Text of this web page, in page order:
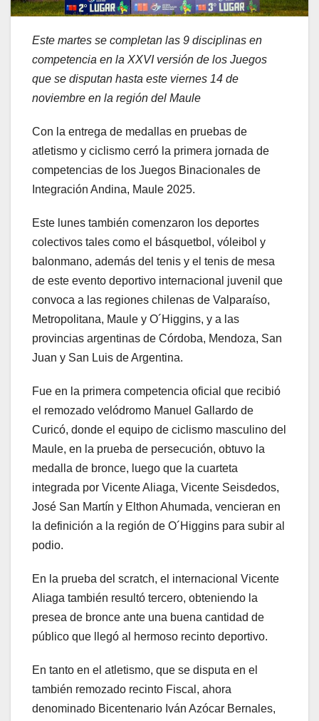
Este martes se completan las 9 disciplinas en
competencia en la XXVI versión de los Juegos
que se disputan hasta este viernes 14 de
noviembre en la región del Maule
Con la entrega de medallas en pruebas de
atletismo y ciclismo cerró la primera jornada de
competencias de los Juegos Binacionales de
Integración Andina, Maule 2025.
Este lunes también comenzaron los deportes
colectivos tales como el básquetbol, vóleibol y
balonmano, además del tenis y el tenis de mesa
de este evento deportivo internacional juvenil que
convoca a las regiones chilenas de Valparaíso,
Metropolitana, Maule y O´Higgins, y a las
provincias argentinas de Córdoba, Mendoza, San
Juan y San Luis de Argentina.
Fue en la primera competencia oficial que recibió
el remozado velódromo Manuel Gallardo de
Curicó, donde el equipo de ciclismo masculino del
Maule, en la prueba de persecución, obtuvo la
medalla de bronce, luego que la cuarteta
integrada por Vicente Aliaga, Vicente Seisdedos,
José San Martín y Elthon Ahumada, vencieran en
la definición a la región de O´Higgins para subir al
podio.
En la prueba del scratch, el internacional Vicente
Aliaga también resultó tercero, obteniendo la
presea de bronce ante una buena cantidad de
público que llegó al hermoso recinto deportivo.
En tanto en el atletismo, que se disputa en el
también remozado recinto Fiscal, ahora
denominado Bicentenario Iván Azócar Bernales,